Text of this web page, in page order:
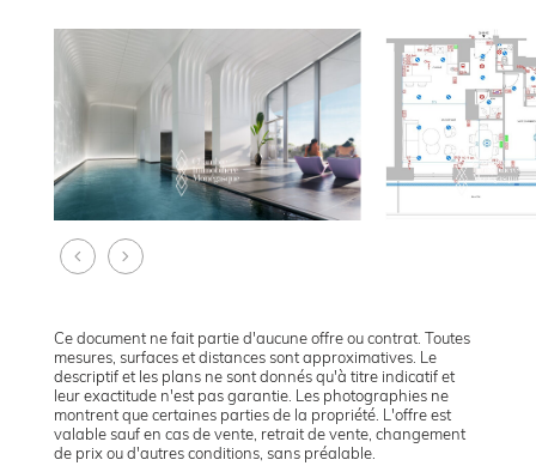
Ce document ne fait partie d'aucune offre ou contrat. Toutes
mesures, surfaces et distances sont approximatives. Le
descriptif et les plans ne sont donnés qu'à titre indicatif et
leur exactitude n'est pas garantie. Les photographies ne
montrent que certaines parties de la propriété. L'offre est
valable sauf en cas de vente, retrait de vente, changement
de prix ou d'autres conditions, sans préalable.